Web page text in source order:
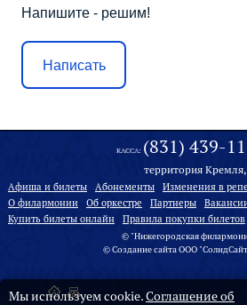
Напишите - решим!
Написать
КАССА: (831) 439-
территория
Афиша и билеты Абонементы
Изменения в
О филармонии
Oб оркестре Партнеры
Купить билеты онлайн
Правила покупки билетов
© "Нижегородская
©Создание сайтаООО "СолидСайт
Мы используем cookie.Соглашение об